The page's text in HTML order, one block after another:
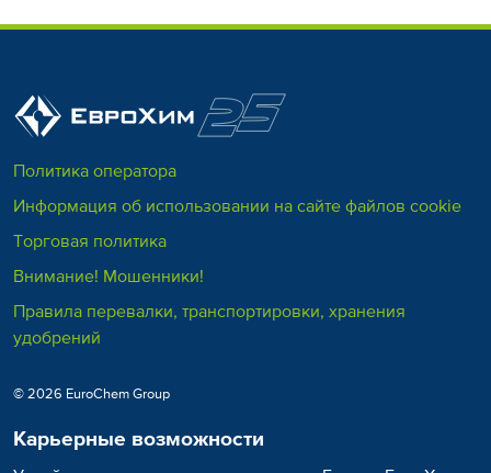
Политика оператора
Информация об использовании на сайте файлов cookie
Торговая политика
Внимание! Мошенники!
Правила перевалки, транспортировки, хранения
удобрений
© 2026 EuroChem Group
Карьерные возможности